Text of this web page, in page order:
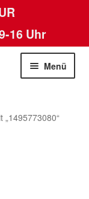
16 Uhr
Menü
„1495773080“